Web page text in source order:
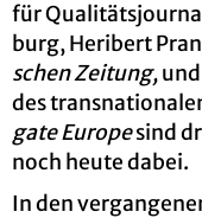
für
burg, He­ri­bert
schen Zei­tung,
des
ga­te Eu­ro­pesind
noch heute dabei.
In den